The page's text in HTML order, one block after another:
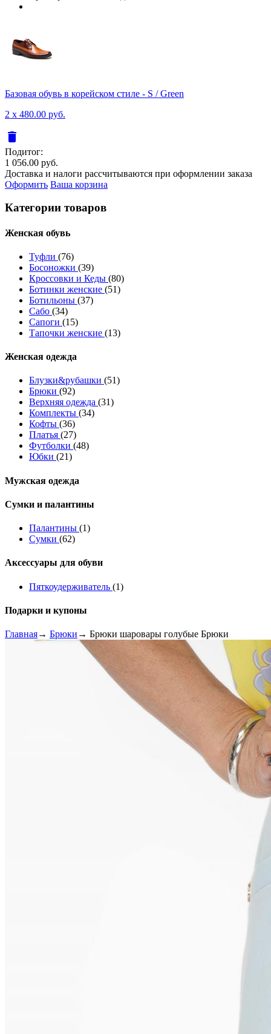
Базовая обувь в корейском стиле - S / Green
2 x 480.00 руб.
delete
Подитог:
1 056.00 руб.
Доставка и налоги рассчитываются при оформлении заказа
Оформить Ваша корзина
Категории товаров
Женcкая обувь
Туфли (76)
Босоножки (39)
Кроссовки и Кеды (80)
Ботинки женские (51)
Ботильоны (37)
Сабо (34)
Сапоги (15)
Тапочки женские (13)
Женская одежда
Блузки&рубашки (51)
Брюки (92)
Верхняя одежда (31)
Комплекты (34)
Кофты (36)
Платья (27)
Футболки (48)
Юбки (21)
Мужская одежда
Сумки и палантины
Палантины (1)
Сумки (62)
Аксессуары для обуви
Пяткоудерживатель (1)
Подарки и купоны
Главная→ Брюки → Брюки шаровары голубые Брюки